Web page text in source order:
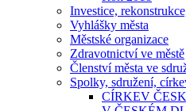
Investice,
Vyhlášky města
Městské organizace
Zdravotnictví ve městě
Členství města ve
Spolky, sdružení,
CÍRKEV